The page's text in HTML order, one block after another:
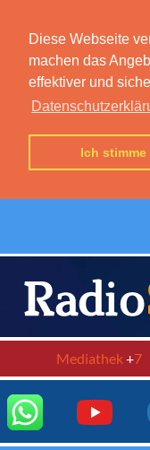
Diese Webseite
machen das
effektiver und
Ich
Mediathek+7